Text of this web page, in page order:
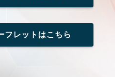
フレットはこちら